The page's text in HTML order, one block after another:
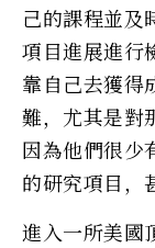
己的課程並及
項目進展進行
靠自己去獲得
難，尤其是對
因為他們很少
的研究項目，
進入一所美國